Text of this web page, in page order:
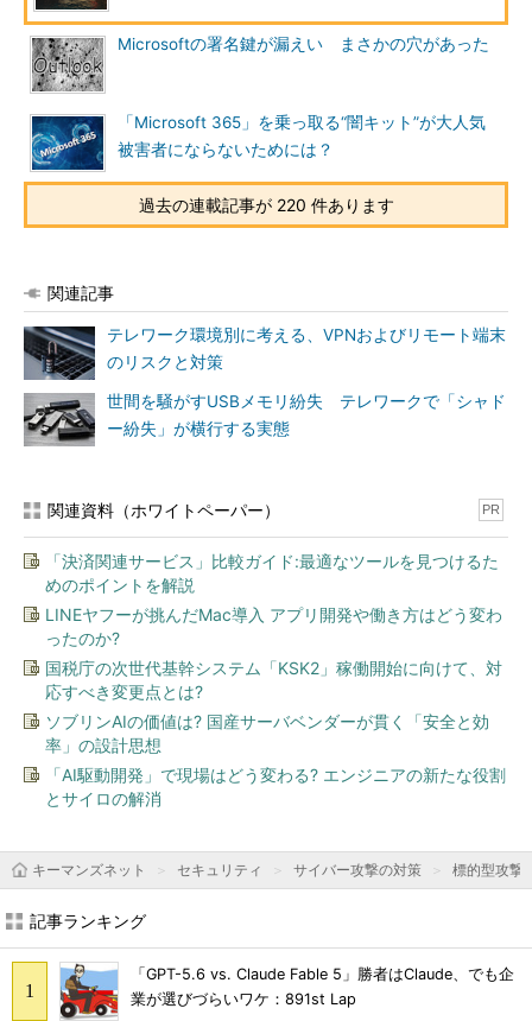
Microsoftの署名鍵が漏えい まさかの穴があった
「Microsoft 365」を乗っ取る“闇キット”が大人気
被害者にならないためには？
過去の連載記事が 220 件あります
関連記事
テレワーク環境別に考える、VPNおよびリモート端末
のリスクと対策
世間を騒がすUSBメモリ紛失 テレワークで「シャド
ー紛失」が横行する実態
関連資料（ホワイトペーパー） PR
「決済関連サービス」比較ガイド:最適なツールを見つけるた
めのポイントを解説
LINEヤフーが挑んだMac導入 アプリ開発や働き方はどう変わ
ったのか?
国税庁の次世代基幹システム「KSK2」稼働開始に向けて、対
応すべき変更点とは?
ソブリンAIの価値は? 国産サーバベンダーが貫く「安全と効
率」の設計思想
「AI駆動開発」で現場はどう変わる? エンジニアの新たな役割
とサイロの解消
キーマンズネット セキュリティ サイバー攻撃の対策 標的型攻撃
記事ランキング
「GPT-5.6 vs. Claude Fable 5」勝者はClaude、でも企
業が選びづらいワケ：891st Lap